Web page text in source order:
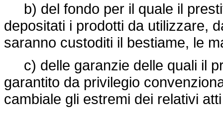
b) del fondo per il quale il
depositati i prodotti da utilizzare,
saranno custoditi il bestiame, le
c) delle garanzie delle quali il
garantito da privilegio
cambiale gli estremi dei relativi